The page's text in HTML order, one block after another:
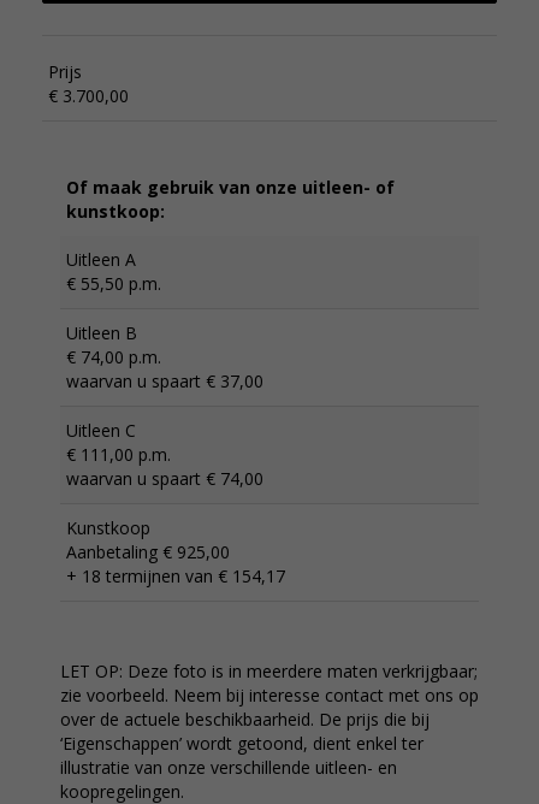
Prijs
€ 3.700,00
Of maak gebruik van onze uitleen- of
kunstkoop:
Uitleen A
€ 55,50 p.m.
Uitleen B
€ 74,00 p.m.
waarvan u spaart € 37,00
Uitleen C
€ 111,00 p.m.
waarvan u spaart € 74,00
Kunstkoop
Aanbetaling € 925,00
+ 18 termijnen van € 154,17
LET OP: Deze foto is in meerdere maten verkrijgbaar;
zie voorbeeld. Neem bij interesse contact met ons op
over de actuele beschikbaarheid. De prijs die bij
‘Eigenschappen’ wordt getoond, dient enkel ter
illustratie van onze verschillende uitleen- en
koopregelingen.